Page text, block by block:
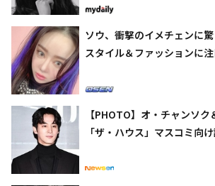
ソウ、衝撃のイメチェンに
スタイル＆ファッションに注
【PHOTO】オ・チャンソ
「ザ・ハウス」マスコミ向